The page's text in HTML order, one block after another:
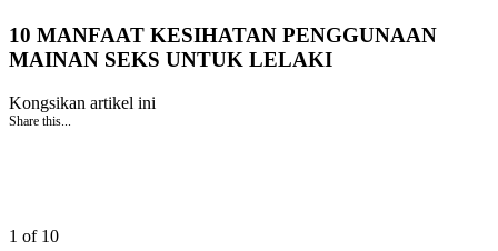
10 MANFAAT KESIHATAN PENGGUNAAN
MAINAN SEKS UNTUK LELAKI
Kongsikan artikel ini
Share this...
1 of 10